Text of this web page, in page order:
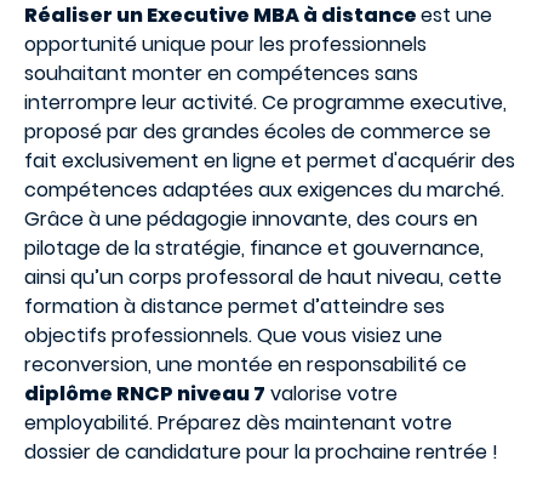
Réaliser un Executive MBA à distanceest une
opportunité unique pour les professionnels
souhaitant monter en compétences sans
interrompre leur activité. Ce programme executive,
proposé par des grandes écoles de commerce se
fait exclusivement en ligne et permet d'acquérir des
compétences adaptées aux exigences du marché.
Grâce à une pédagogie innovante, des cours en
pilotage de la stratégie, finance et gouvernance,
ainsi qu’un corps professoral de haut niveau, cette
formation à distance permet d’atteindre ses
objectifs professionnels. Que vous visiez une
reconversion, une montée en responsabilité ce
diplôme RNCP niveau 7 valorise votre
employabilité. Préparez dès maintenant votre
dossier de candidature pour la prochaine rentrée !